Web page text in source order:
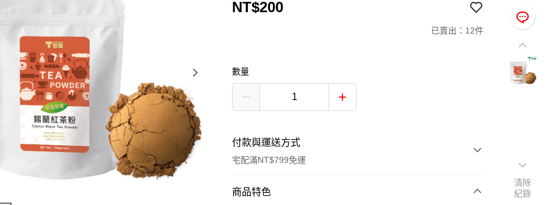
NT$200
已賣出：12件
數量
付款與運送方式
宅配滿NT$799免運
付款方式
商品特色
清除
紀錄